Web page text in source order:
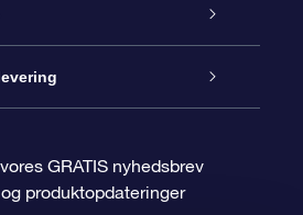
GRATIS nyhedsbrev
produktopdateringer